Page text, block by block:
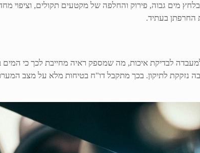
בלחץ מים גבוה, פירוק והחלפה של מקטעים תקולים,
החרפתן בעתיד.
לבדיקת איכות, מה שמספק ראיה מחייבת לכך כי
נזקקת לתיקון. בכך מתקבל דו"ח בטיחות מלא על מצב